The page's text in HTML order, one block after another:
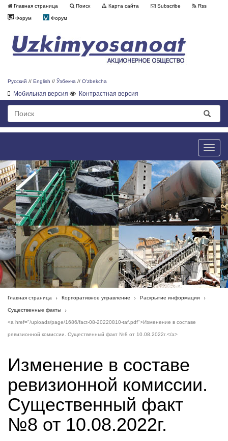
Главная страница Поиск Карта сайта Subscribe Rss
Форум Форум
Русский // English // Ўзбекча // O'zbekcha
Мобильная версия Контрастная версия
Toggle
Главная страница Корпоративное управление Раскрытие информации
Существенные факты
<a href="/uploads/page/1686/fact-08-20220810-taf.pdf">Изменение в составе
ревизионной комиссии. Существенный факт №8 от 10.08.2022г.</a>
Изменение в составе
ревизионной комиссии.
Существенный факт
№8 от 10.08.2022г.